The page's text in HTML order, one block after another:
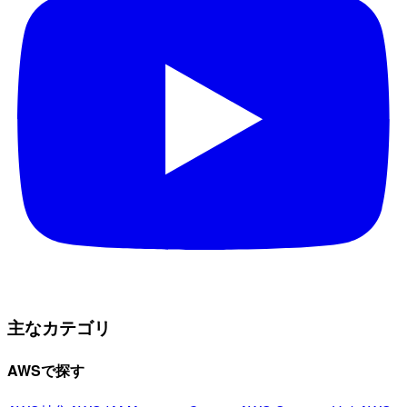
主なカテゴリ
AWSで探す